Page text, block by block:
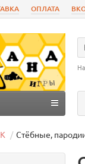
ОПЛАТА
Стёбные,